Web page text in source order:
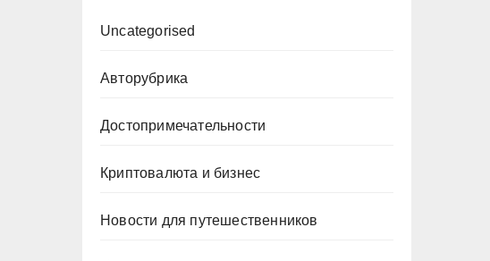
Uncategorised
Авторубрика
Достопримечательности
Криптовалюта и бизнес
Новости для путешественников